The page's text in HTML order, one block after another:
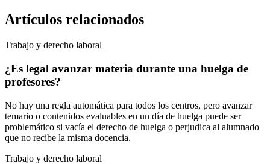
Artículos relacionados
Trabajo y derecho laboral
¿Es legal avanzar materia durante una huelga de
profesores?
No hay una regla automática para todos los centros, pero avanzar
temario o contenidos evaluables en un día de huelga puede ser
problemático si vacía el derecho de huelga o perjudica al alumnado
que no recibe la misma docencia.
Trabajo y derecho laboral